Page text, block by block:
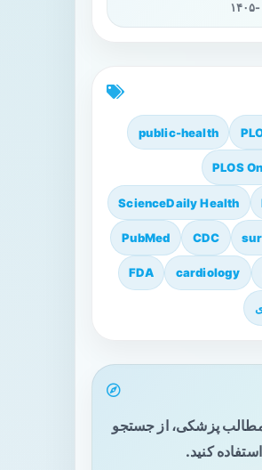
۱۶
public-health
PLOS
ScienceDaily Health
CDC
PubMed
cardiology
FDA
مطالب پزشکی، از جستجو
کنید.